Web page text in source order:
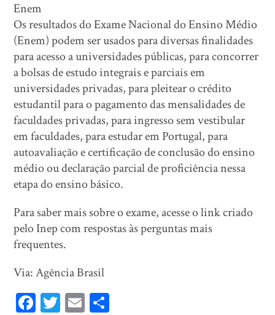
Enem
Os resultados do Exame Nacional do Ensino Médio
(Enem) podem ser usados para diversas finalidades
para acesso a universidades públicas, para concorrer
a bolsas de estudo integrais e parciais em
universidades privadas, para pleitear o crédito
estudantil para o pagamento das mensalidades de
faculdades privadas, para ingresso sem vestibular
em faculdades, para estudar em Portugal, para
autoavaliação e certificação de conclusão do ensino
médio ou declaração parcial de proficiência nessa
etapa do ensino básico.
Para saber mais sobre o exame, acesse o link criado
pelo Inep com respostas às perguntas mais
frequentes.
Via: Agência Brasil
Fa T E